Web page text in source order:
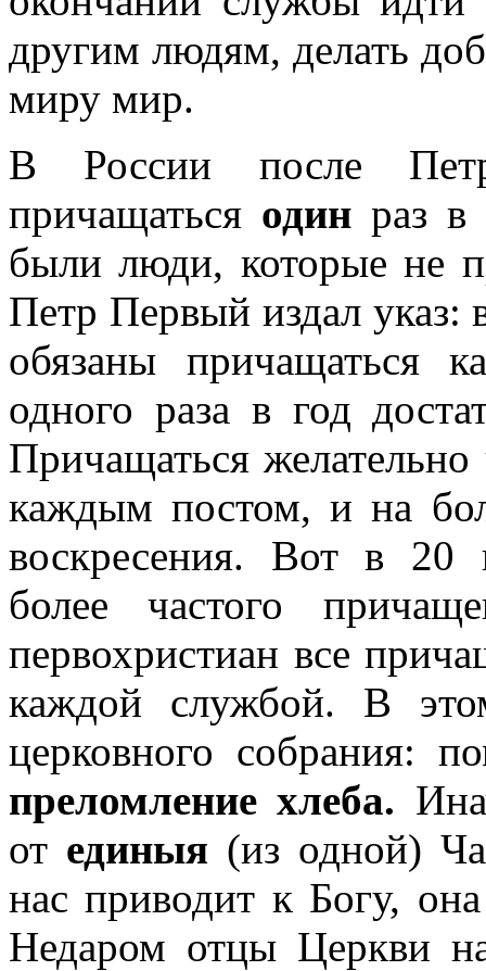
другим людям, делать
миру мир.
В России после
причащаться один раз в
были люди, которые не
Петр Первый издал указ:
обязаны
одного раза в год
Причащаться
каждым постом, и на
воскресения. Вот в 20
более частого
первохристиан все
каждой службой. В
церковного собрания:
преломление хлеба.
от единыя (из одной)
нас приводит к Богу,
Недаром отцы Церкви